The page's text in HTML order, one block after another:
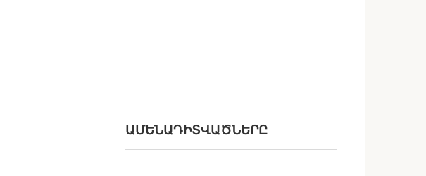
ԱՄԵՆԱԴԻՏՎԱԾՆԵՐԸ